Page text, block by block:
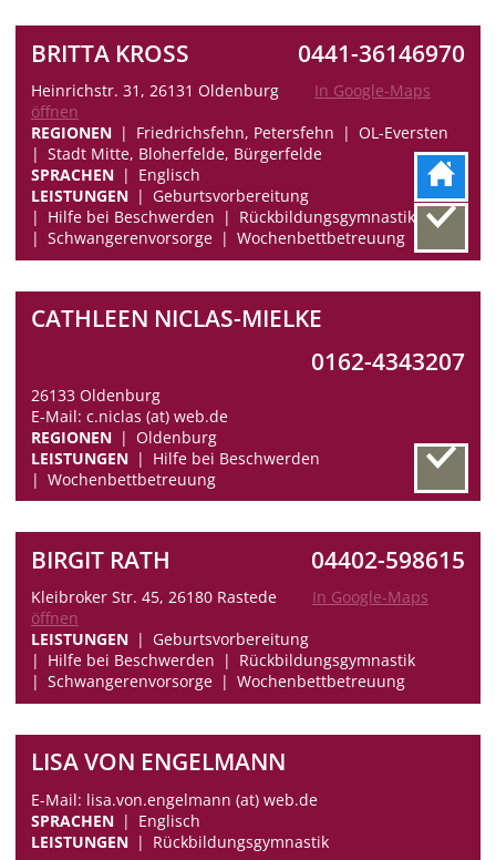
BRITTA KROSS 0441-36146970
Heinrichstr. 31, 26131 Oldenburg
In Google-Maps
öffnen
REGIONEN
Friedrichsfehn, Petersfehn
OL-Eversten
Stadt Mitte, Bloherfelde, Bürgerfelde
SPRACHEN
Englisch
LEISTUNGEN
Geburtsvorbereitung
Hilfe bei Beschwerden
Rückbildungsgymnastik
Schwangerenvorsorge
Wochenbettbetreuung
CATHLEEN NICLAS-MIELKE
0162-4343207
26133 Oldenburg
E-Mail: c.niclas (at) web.de
REGIONEN
Oldenburg
LEISTUNGEN
Hilfe bei Beschwerden
Wochenbettbetreuung
BIRGIT RATH 04402-598615
Kleibroker Str. 45, 26180 Rastede
In Google-Maps
öffnen
LEISTUNGEN
Geburtsvorbereitung
Hilfe bei Beschwerden
Rückbildungsgymnastik
Schwangerenvorsorge
Wochenbettbetreuung
LISA VON ENGELMANN
E-Mail: lisa.von.engelmann (at) web.de
SPRACHEN
Englisch
LEISTUNGEN
Rückbildungsgymnastik